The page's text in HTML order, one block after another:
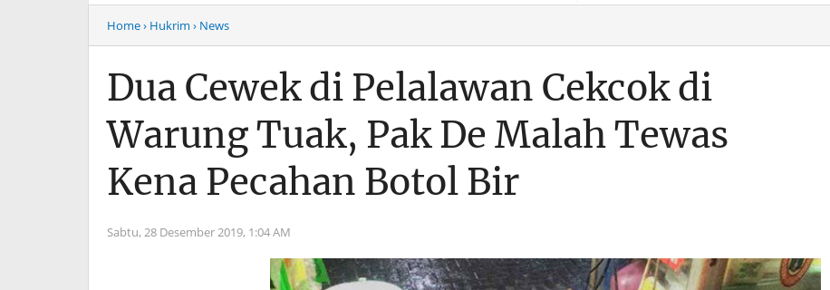
Musim Mas Harus
Bertanggung Jawab
Menyentuh “Kelas Atas”
KSO, Integritas Aparatur
untuk Kenyamanan Arus
Pemalsuan Paspor, Polres
Home› Hukrim › News
Dua Cewek di Pelalawan Cekcok di
Warung Tuak, Pak De Malah Tewas
Kena Pecahan Botol Bir
Sabtu, 28 Desember 2019, 1:04 AM